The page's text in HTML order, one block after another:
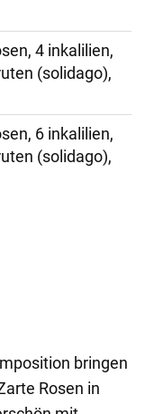
4 inkalilien,
(solidago),
6 inkalilien,
(solidago),
bringen
Rosen in